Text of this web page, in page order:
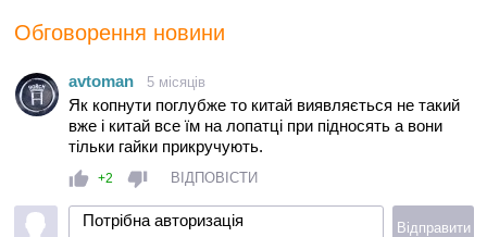
Обговорення новини
avtoman 5 місяців
Як копнути поглубже то китай виявляється не такий
вже і китай все їм на лопатці при підносять а вони
тільки гайки прикручують.
+2 ВІДПОВІСТИ
Потрібна авторизація
Відправити